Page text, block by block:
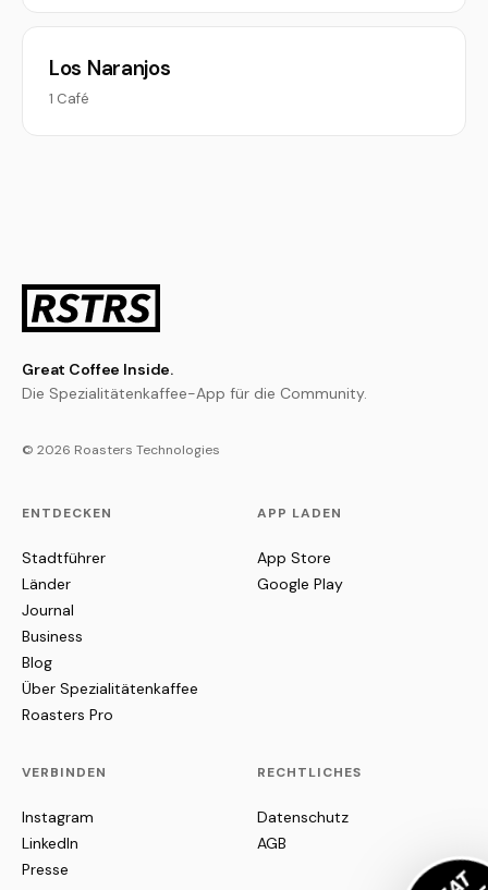
Los Naranjos
1 Café
Great Coffee Inside.
Die Spezialitätenkaffee-App für die Community.
© 2026 Roasters Technologies
ENTDECKEN
Stadtführer
Länder
Journal
Business
Blog
Über Spezialitätenkaffee
Roasters Pro
APP LADEN
App Store
Google Play
VERBINDEN
Instagram
LinkedIn
Presse
RECHTLICHES
Datenschutz
AGB